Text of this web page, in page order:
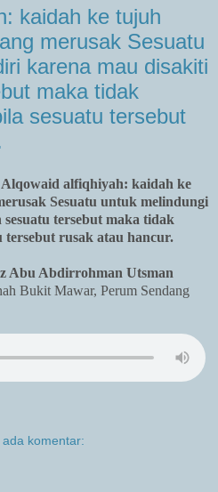
kaidah ke tujuh
merusak Sesuatu
karena mau disakiti
maka tidak
sesuatu tersebut
Alqowaid alfiqhiyah: kaidah ke
Sesuatu untuk melindungi
tersebut maka tidak
tersebut rusak atau hancur.
Abu Abdirrohman Utsman
Bukit Mawar, Perum Sendang
ada komentar: